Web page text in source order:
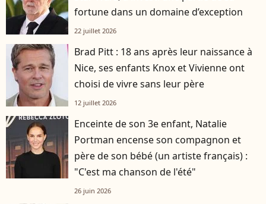
fortune dans un domaine d’exception
22 juillet 2026
Brad Pitt : 18 ans après leur naissance à
Nice, ses enfants Knox et Vivienne ont
choisi de vivre sans leur père
12 juillet 2026
Enceinte de son 3e enfant, Natalie
Portman encense son compagnon et
père de son bébé (un artiste français) :
"C'est ma chanson de l'été"
26 juin 2026